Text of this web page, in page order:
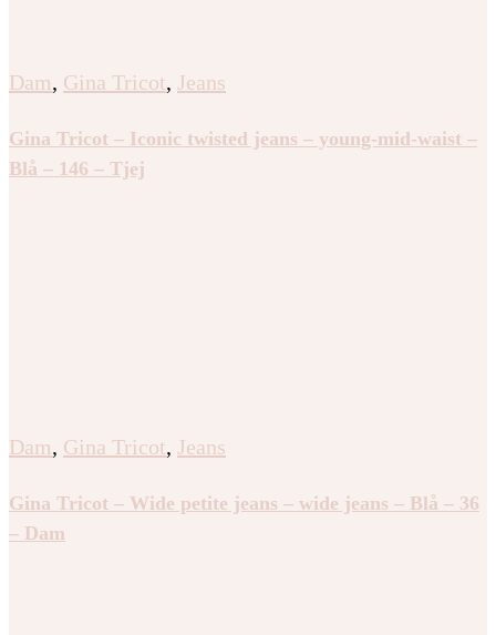
Dam, Gina Tricot, Jeans
Gina Tricot – Iconic twisted jeans – young-mid-waist –
Blå – 146 – Tjej
Dam, Gina Tricot, Jeans
Gina Tricot – Wide petite jeans – wide jeans – Blå – 36
– Dam